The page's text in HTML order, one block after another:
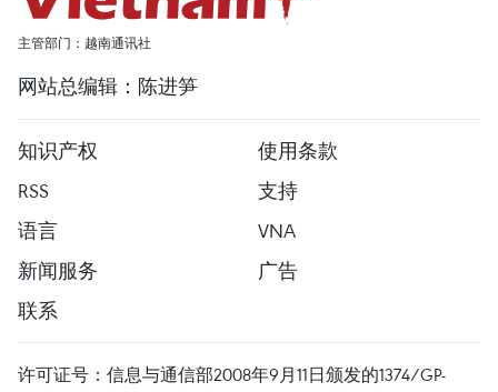
主管部门：越南通讯社
网站总编辑：陈进笋
知识产权
使用条款
RSS
支持
语言
VNA
新闻服务
广告
联系
许可证号：信息与通信部2008年9月11日颁发的1374/GP-